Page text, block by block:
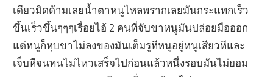
เดียวมิดด้ามเลยน้ำตาหนูไหลพรากเลยมันกระแทกเร็ว
ขึ้นเร็วขึ้นๆๆๆเรื่อยไอ้ 2 คนที่จับขาหนูมันปล่อยมือออก
แต่หนูก็หุบขาไม่ลงของมันเต็มรูหีหนูอยู่หนูเสียวหีและ
เจ็บหีจนทนไม่ไหวเสร็จไปก่อนแล้วหนึ่งรอบมันไม่ยอม